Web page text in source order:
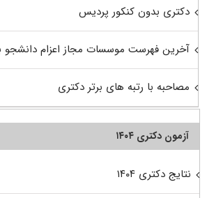
دکتری بدون کنکور پردیس
آخرین فهرست موسسات مجاز اعزام دانشجو
مصاحبه با رتبه های برتر دکتری
آزمون دکتری ۱۴۰۴
نتایج دکتری ۱۴۰۴